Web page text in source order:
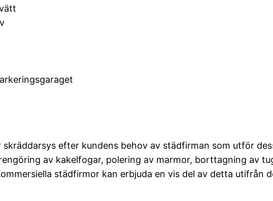
skräddarsys efter kundens behov av städfirman som utför
av kakelfogar, polering av marmor, borttagning av
städfirmor kan erbjuda en vis del av detta utifrån